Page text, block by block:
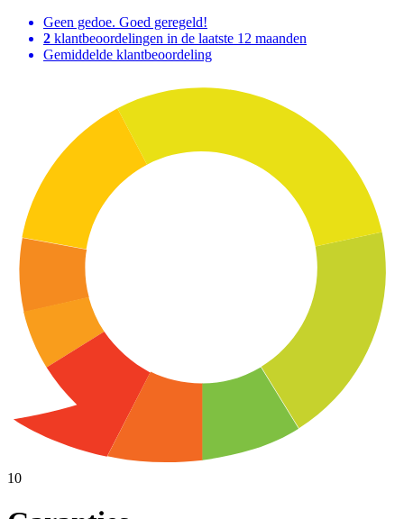
Geen gedoe. Goed geregeld!
2 klantbeoordelingen in de laatste 12 maanden
Gemiddelde klantbeoordeling
10